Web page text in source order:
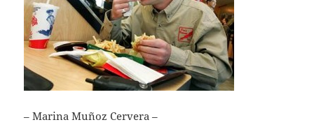
– Marina Muñoz Cervera –